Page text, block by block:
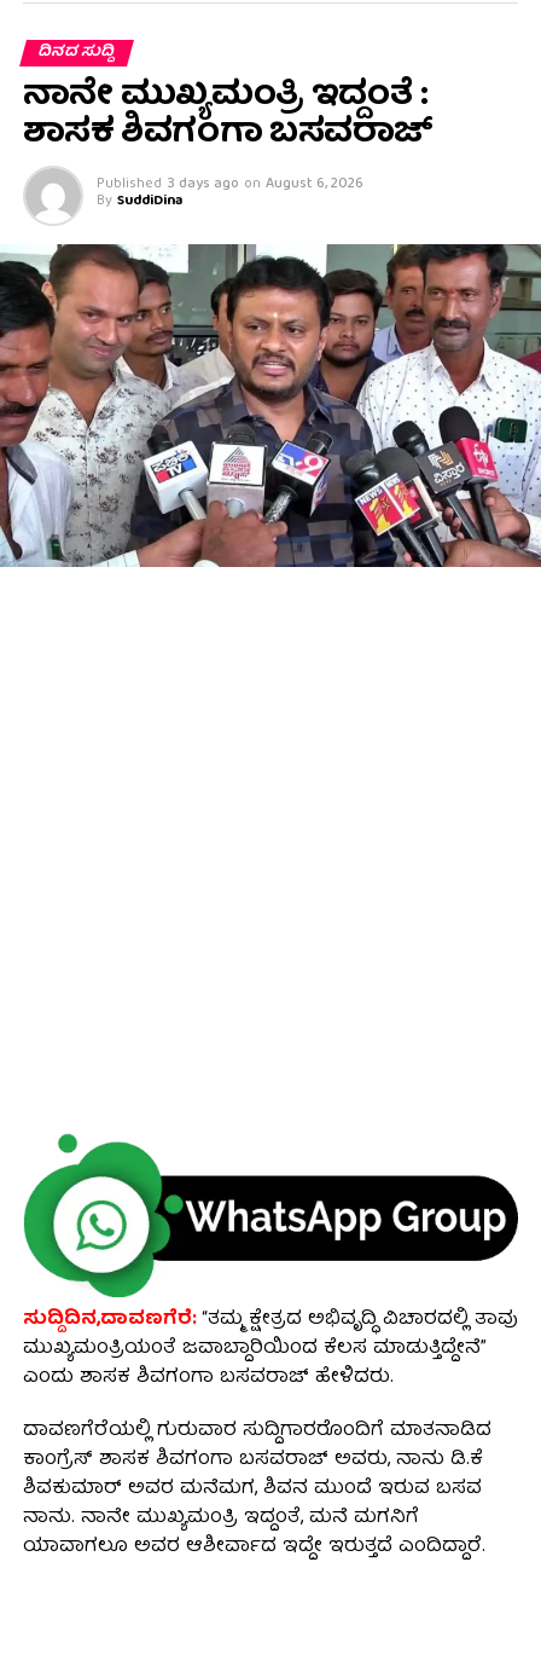
ದಿನದ ಸುದ್ದಿ
ನಾನೇ ಮುಖ್ಯಮಂತ್ರಿ ಇದ್ದಂತೆ :
ಶಾಸಕ ಶಿವಗಂಗಾ ಬಸವರಾಜ್
Published 3 days ago on August 6, 2026
By SuddiDina
ಸುದ್ದಿದಿನ,ದಾವಣಗೆರೆ:“ತಮ್ಮ ಕ್ಷೇತ್ರದ ಅಭಿವೃದ್ಧಿ ವಿಚಾರದಲ್ಲಿ ತಾವು
ಮುಖ್ಯಮಂತ್ರಿಯಂತೆ ಜವಾಬ್ದಾರಿಯಿಂದ ಕೆಲಸ ಮಾಡುತ್ತಿದ್ದೇನೆ”
ಎಂದು ಶಾಸಕ ಶಿವಗಂಗಾ ಬಸವರಾಜ್ ಹೇಳಿದರು.
ದಾವಣಗೆರೆಯಲ್ಲಿ ಗುರುವಾರ ಸುದ್ದಿಗಾರರೊಂದಿಗೆ ಮಾತನಾಡಿದ
ಕಾಂಗ್ರೆಸ್ ಶಾಸಕ ಶಿವಗಂಗಾ ಬಸವರಾಜ್ ಅವರು, ನಾನು ಡಿ.ಕೆ
ಶಿವಕುಮಾರ್‌ ಅವರ ಮನೆಮಗ, ಶಿವನ ಮುಂದೆ ಇರುವ ಬಸವ
ನಾನು. ನಾನೇ ಮುಖ್ಯಮಂತ್ರಿ ಇದ್ದಂತೆ, ಮನೆ ಮಗನಿಗೆ
ಯಾವಾಗಲೂ ಅವರ ಆಶೀರ್ವಾದ ಇದ್ದೇ ಇರುತ್ತದೆ ಎಂದಿದ್ದಾರೆ.